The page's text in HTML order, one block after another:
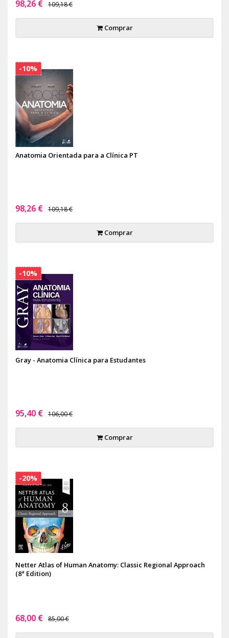
98,26 € 109,18 €
Comprar
Anatomia Orientada para a Clínica PT
98,26 € 109,18 €
Comprar
-10%
Gray - Anatomia Clínica para Estudantes
95,40 € 106,00 €
Comprar
-10%
Netter Atlas of Human Anatomy: Classic Regional Approach
(8ª Edition)
68,00 € 85,00 €
-20%